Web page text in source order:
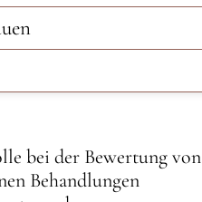
bei der Bewertung von
Behandlungen